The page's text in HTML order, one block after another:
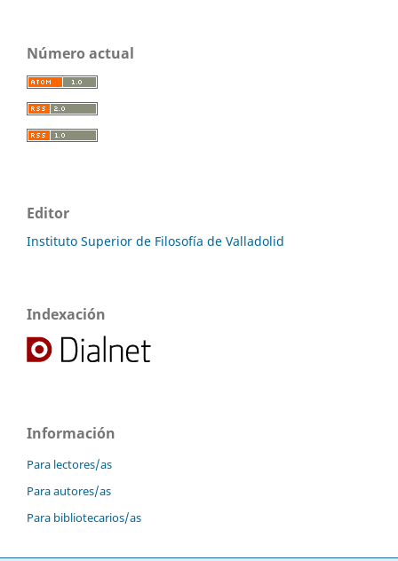
Número actual
Editor
Instituto Superior de Filosofía de Valladolid
Indexación
Información
Para lectores/as
Para autores/as
Para bibliotecarios/as